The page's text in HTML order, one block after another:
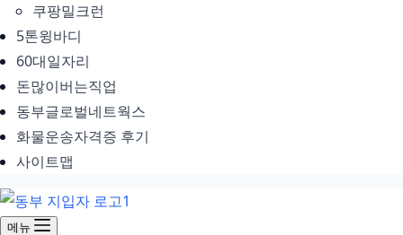
쿠팡밀크런
5톤윙바디
60대일자리
돈많이버는직업
동부글로벌네트웍스
화물운송자격증 후기
사이트맵
메뉴